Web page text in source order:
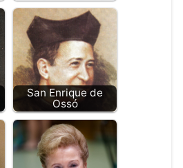
San Enrique de
Ossó